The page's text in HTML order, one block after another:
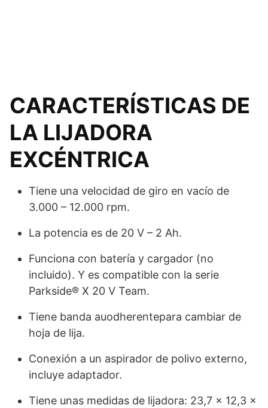
CARACTERÍSTICAS DE
LA LIJADORA
EXCÉNTRICA
Tiene una velocidad de giro en vacío de
3.000 – 12.000 rpm.
La potencia es de 20 V – 2 Ah.
Funciona con batería y cargador (no
incluido). Y es compatible con la serie
Parkside® X 20 V Team.
Tiene banda auodherentepara cambiar de
hoja de lija.
Conexión a un aspirador de polivo externo,
incluye adaptador.
Tiene unas medidas de lijadora: 23,7 x 12,3 x